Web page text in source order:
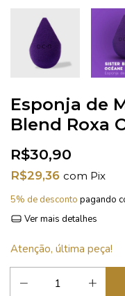
Esponja de
Blend Roxa
R$30,90
R$29,36 com Pix
5% de desconto pagando
Ver mais detalhes
Atenção, última peça!